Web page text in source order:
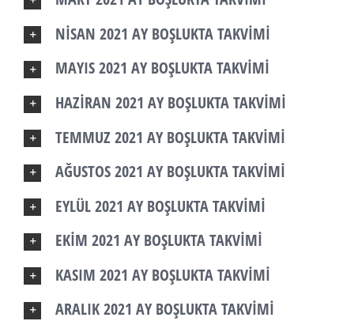
NİSAN 2021 AY BOŞLUKTA TAKVİMİ
MAYIS 2021 AY BOŞLUKTA TAKVİMİ
HAZİRAN 2021 AY BOŞLUKTA TAKVİMİ
TEMMUZ 2021 AY BOŞLUKTA TAKVİMİ
AĞUSTOS 2021 AY BOŞLUKTA TAKVİMİ
EYLÜL 2021 AY BOŞLUKTA TAKVİMİ
EKİM 2021 AY BOŞLUKTA TAKVİMİ
KASIM 2021 AY BOŞLUKTA TAKVİMİ
ARALIK 2021 AY BOŞLUKTA TAKVİMİ